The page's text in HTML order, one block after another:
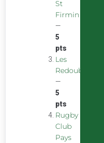
St
Firmin
—
5
pts
Les
Redoubstables
—
5
pts
Rugby
Club
Pays